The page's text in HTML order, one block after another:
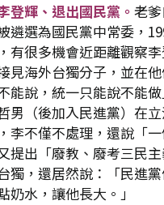
登輝、退出國民黨。 老
遴選為國民黨中常委，
有很多機會近距離觀察
見海外台獨分子，並在
能說，統一只能說不能
男（後加入民進黨）在
李不僅不處理，還說「一
提出「廢教、廢考三民
獨，還居然說：「民進
水，讓他長大。」